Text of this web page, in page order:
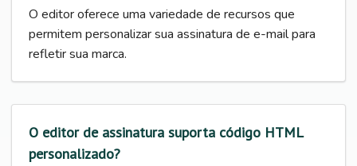
O editor oferece uma variedade de recursos que
permitem personalizar sua assinatura de e-mail para
refletir sua marca.
O editor de assinatura suporta código HTML
personalizado?